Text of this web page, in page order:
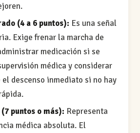
(4 a 6 puntos): Es una señal
Exige frenar la marcha de
medicación si se
médica y considerar
descenso inmediato si no hay
puntos o más): Representa
médica absoluta. El